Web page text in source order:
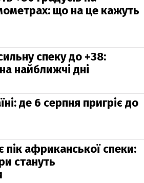
що на це кажуть
спеку до +38:
найближчі дні
де 6 серпня пригріє до
пік африканської спеки:
стануть